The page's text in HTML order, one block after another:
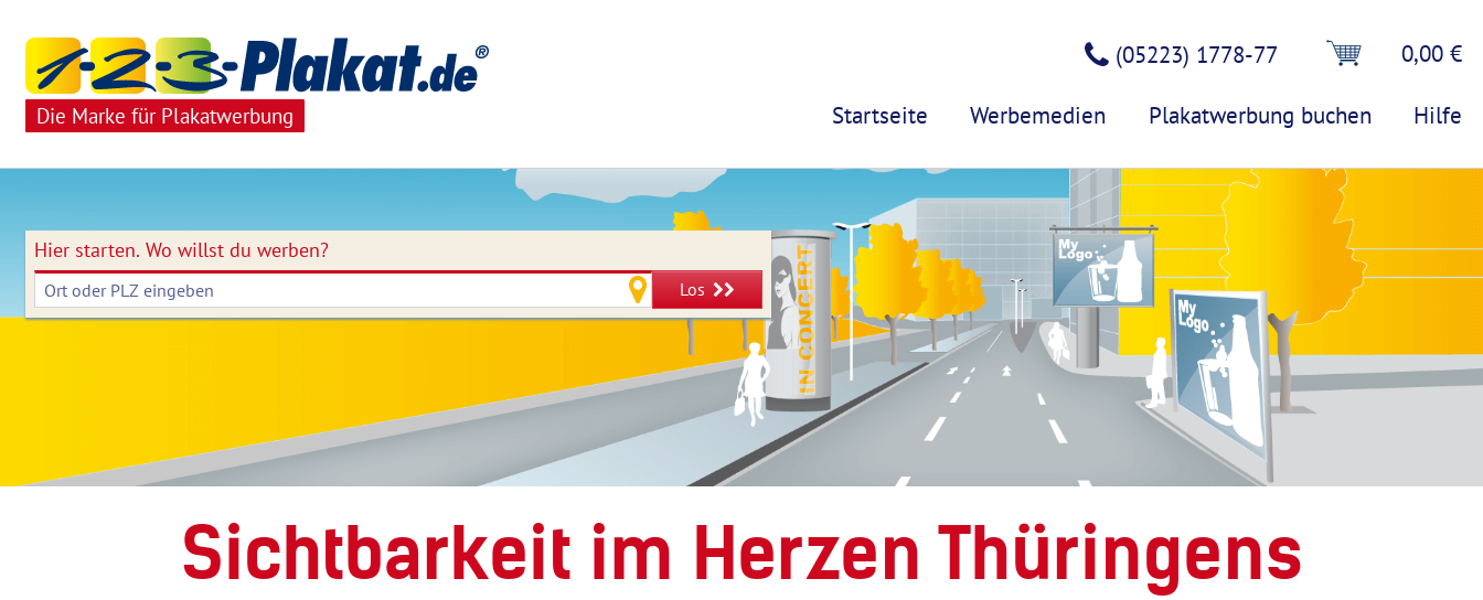
Die Marke für Plakatwerbung
(05223) 1778-77 0,00 €
Startseite Werbemedien Plakatwerbung buchen Hilfe
Hier starten. Wo willst du werben?
Los
Sichtbarkeit im Herzen Thüringens